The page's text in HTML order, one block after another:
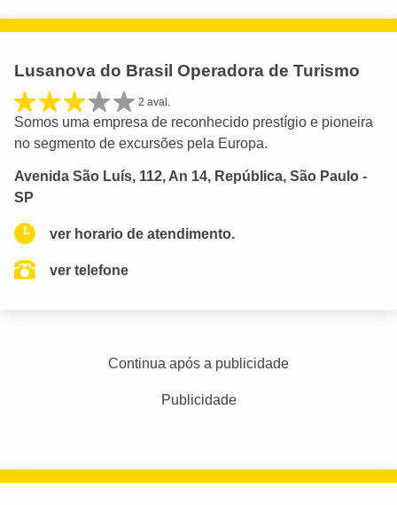
Lusanova do Brasil Operadora de Turismo
2 aval.
Somos uma empresa de reconhecido prestígio e pioneira
no segmento de excursões pela Europa.
Avenida São Luís, 112, An 14, República, São Paulo -
SP
ver horario de atendimento.
ver telefone
Continua após a publicidade
Publicidade